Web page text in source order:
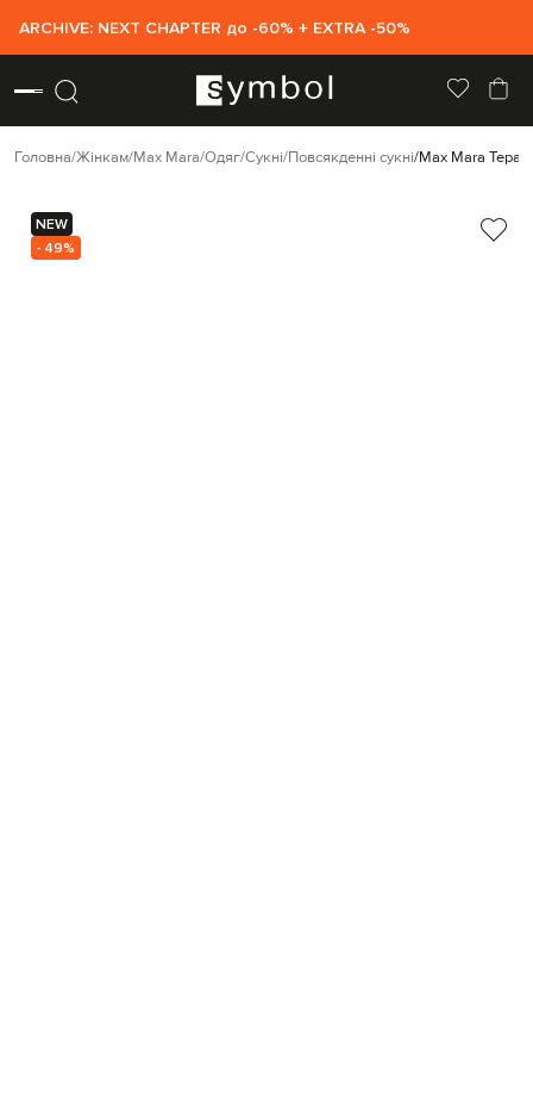
ARCHIVE: NEXT CHAPTER до -60% + EXTRA -50%
Головна Жінкам Max Mara Одяг Сукні Повсякденні сукні Max Mara
NEW
- 49%